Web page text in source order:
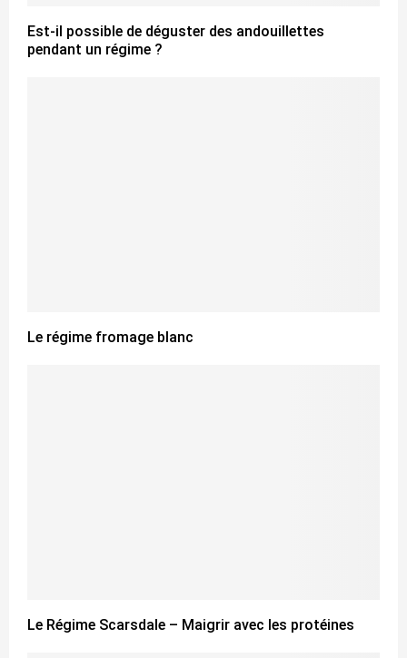
Est-il possible de déguster des andouillettes
pendant un régime ?
Le régime fromage blanc
Le Régime Scarsdale – Maigrir avec les protéines